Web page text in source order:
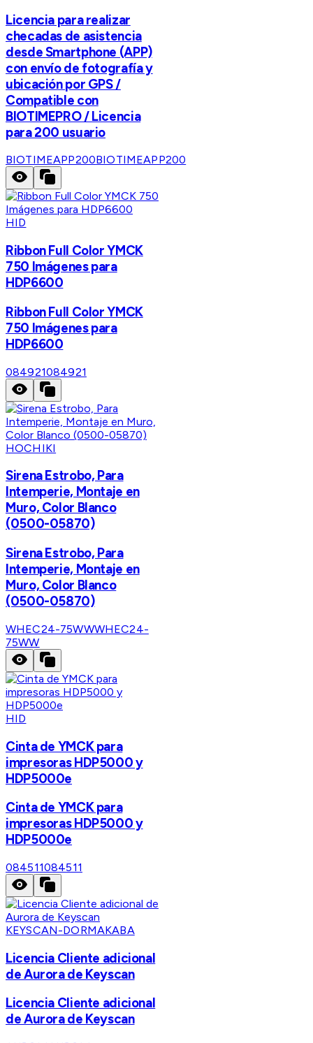
Licencia para realizar
checadas de asistencia
desde Smartphone (APP)
con envío de fotografía y
ubicación por GPS /
Compatible con
BIOTIMEPRO / Licencia
para 200 usuario
BIOTIMEAPP200BIOTIMEAPP200
HID
Ribbon Full Color YMCK
750 Imágenes para
HDP6600
Ribbon Full Color YMCK
750 Imágenes para
HDP6600
084921084921
HOCHIKI
Sirena Estrobo, Para
Intemperie, Montaje en
Muro, Color Blanco
(0500-05870)
Sirena Estrobo, Para
Intemperie, Montaje en
Muro, Color Blanco
(0500-05870)
WHEC24-75WWWHEC24-
75WW
HID
Cinta de YMCK para
impresoras HDP5000 y
HDP5000e
Cinta de YMCK para
impresoras HDP5000 y
HDP5000e
084511084511
KEYSCAN-DORMAKABA
Licencia Cliente adicional
de Aurora de Keyscan
Licencia Cliente adicional
de Aurora de Keyscan